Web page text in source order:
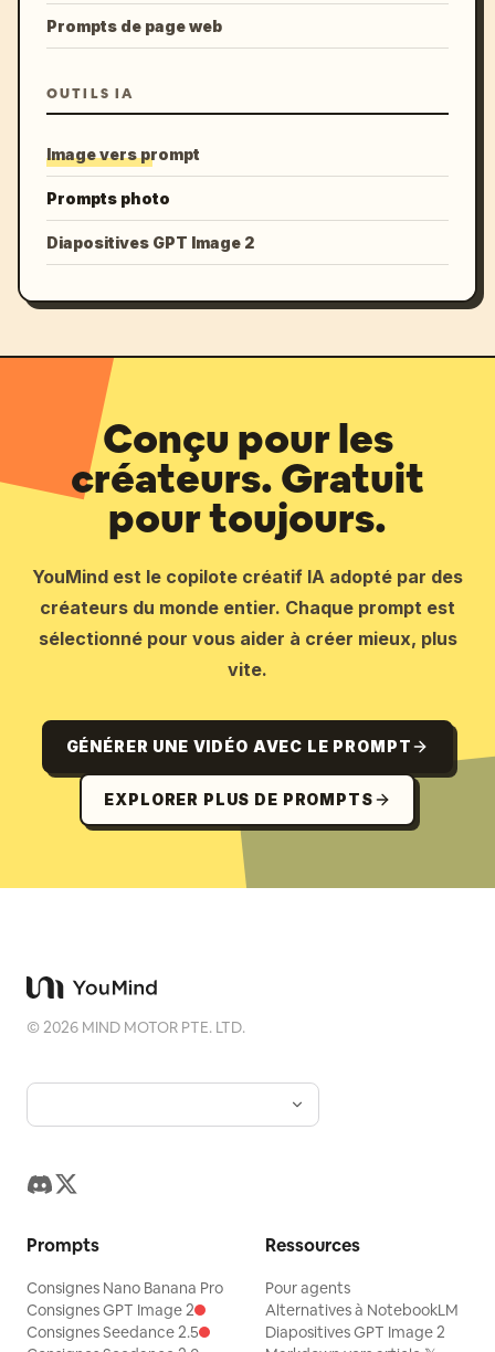
Prompts de page web
OUTILS IA
Image vers prompt
Prompts photo
Diapositives GPT Image 2
Conçu pour les
créateurs. Gratuit
pour toujours.
YouMind est le copilote créatif IA adopté par des
créateurs du monde entier. Chaque prompt est
sélectionné pour vous aider à créer mieux, plus
vite.
GÉNÉRER UNE VIDÉO AVEC LE PROMPT
EXPLORER PLUS DE PROMPTS
©2026 MIND MOTOR PTE. LTD.
Prompts
Consignes Nano Banana Pro
Consignes GPT Image 2
Consignes Seedance 2.5
Ressources
Pour agents
Alternatives à NotebookLM
Diapositives GPT Image 2